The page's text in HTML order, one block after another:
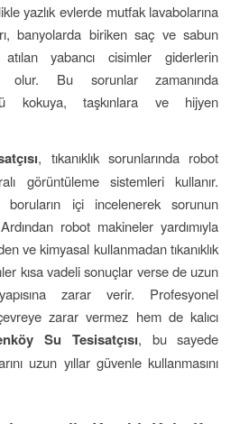
yazlık evlerde mutfak lavabolarına
banyolarda biriken saç ve sabun
atılan yabancı cisimler giderlerin
olur. Bu sorunlar zamanında
kokuya, taşkınlara ve hijyen
, tıkanıklık sorunlarında robot
görüntüleme sistemleri kullanır.
boruların içi incelenerek sorunun
robot makineler yardımıyla
ve kimyasal kullanmadan tıkanıklık
kısa vadeli sonuçlar verse de uzun
zarar verir. Profesyonel
zarar vermez hem de kalıcı
Su Tesisatçısı, bu sayede
uzun yıllar güvenle kullanmasını